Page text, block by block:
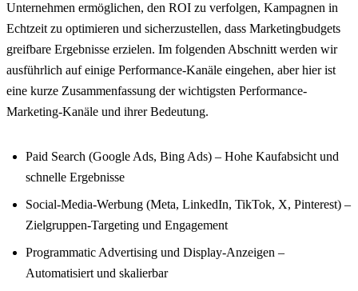
Unternehmen ermöglichen, den ROI zu verfolgen, Kampagnen in
Echtzeit zu optimieren und sicherzustellen, dass Marketingbudgets
greifbare Ergebnisse erzielen. Im folgenden Abschnitt werden wir
ausführlich auf einige Performance-Kanäle eingehen, aber hier ist
eine kurze Zusammenfassung der wichtigsten Performance-
Marketing-Kanäle und ihrer Bedeutung.
Paid Search (Google Ads, Bing Ads) – Hohe Kaufabsicht und
schnelle Ergebnisse
Social-Media-Werbung (Meta, LinkedIn, TikTok, X, Pinterest) –
Zielgruppen-Targeting und Engagement
Programmatic Advertising und Display-Anzeigen –
Automatisiert und skalierbar